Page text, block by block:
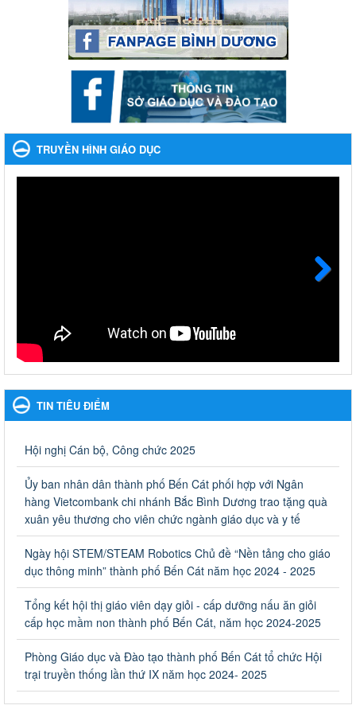
Ngày ban hành: 28/12/2023
Phối hợp rà soát nhu cầu tiêm vắc xin phòng Covid 19
Phối hợp rà soát nhu cầu tiêm vắc xin phòng Covid 19
Ngày ban hành: 22/11/2023
Phát động, triển khai Cuộc thi " An toàn giao thông cho nụ
cười ngày mai" dành cho học sinh và giáo viên trung học
năm học 2023-2024
Phát động, triển khai Cuộc thi " An toàn giao thông cho nụ cười
Nhắc nhỡ thực hiện thanh toán không dùng tiền mặt các
khoản thu trong nhà trường năm học 2023-2024 và các năm
Ngày ban hành: 27/09/2023
Hưởng ứng cuộc thi Tìm hiểu Luật Phòng, chống ma túy
Hưởng ứng cuộc thi Tìm hiểu Luật Phòng, chống ma túy
Ngày ban hành: 06/09/2023
bổng, hỗ trợ của Chương trình "Tiếp sức đến trường" năm
học 2023-2024
Về việc thống kê, lập danh sách đề xuất học sinh nhận học bổng,
hỗ trợ của Chương trình "Tiếp sức đến trường" năm học 2023-
2024
Triển khai Kế hoạch Triển khai các hoạt động hưởng ứng
phong trào vệ sinh yêu nước nâng cao sức khỏe nhân dân
năm 2023
Triển khai Kế hoạch Triển khai các hoạt động hưởng ứng phong
trào vệ sinh yêu nước nâng cao sức khỏe nhân dân năm 2023
Ngày ban hành: 10/08/2023
Khẩn trương triển khai các biện pháp tăng cường công tác
TRUYỀN HÌNH GIÁO DỤC
TIN TIÊU ĐIỂM
Hội nghị Cán bộ, Công chức 2025
Ủy ban nhân dân thành phố Bến Cát phối hợp với Ngân
hàng Vietcombank chi nhánh Bắc Bình Dương trao tặng quà
xuân yêu thương cho viên chức ngành giáo dục và y tế
Ngày hội STEM/STEAM Robotics Chủ đề “Nền tảng cho giáo
dục thông minh” thành phố Bến Cát năm học 2024 - 2025
Tổng kết hội thị giáo viên dạy giỏi - cấp dưỡng nấu ăn giỏi
cấp học mầm non thành phố Bến Cát, năm học 2024-2025
Phòng Giáo dục và Đào tạo thành phố Bến Cát tổ chức Hội
trại truyền thống lần thứ IX năm học 2024- 2025